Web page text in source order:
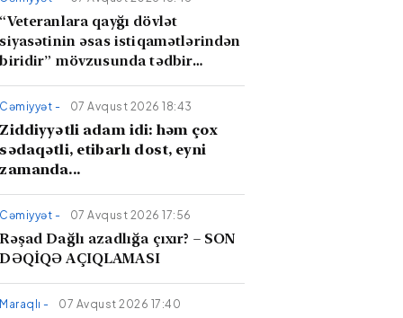
“Veteranlara qayğı dövlət
siyasətinin əsas istiqamətlərindən
biridir” mövzusunda tədbir
Cəmiyyət - 07 Avqust 2026 18:43
Ziddiyyətli adam idi: həm çox
sədaqətli, etibarlı dost, eyni
zamanda...
Cəmiyyət - 07 Avqust 2026 17:56
Rəşad Dağlı azadlığa çıxır? – SON
DƏQİQƏ AÇIQLAMASI
Maraqlı - 07 Avqust 2026 17:40